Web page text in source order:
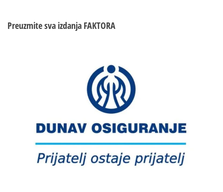
Preuzmite sva izdanja FAKTORA